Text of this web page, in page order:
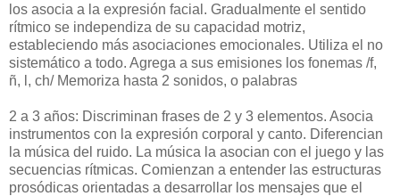
los asocia a la expresión facial. Gradualmente el sentido
rítmico se independiza de su capacidad motriz,
estableciendo más asociaciones emocionales. Utiliza el no
sistemático a todo. Agrega a sus emisiones los fonemas /f,
ñ, l, ch/ Memoriza hasta 2 sonidos, o palabras
2 a 3 años: Discriminan frases de 2 y 3 elementos. Asocia
instrumentos con la expresión corporal y canto. Diferencian
la música del ruido. La música la asocian con el juego y las
secuencias rítmicas. Comienzan a entender las estructuras
prosódicas orientadas a desarrollar los mensajes que el